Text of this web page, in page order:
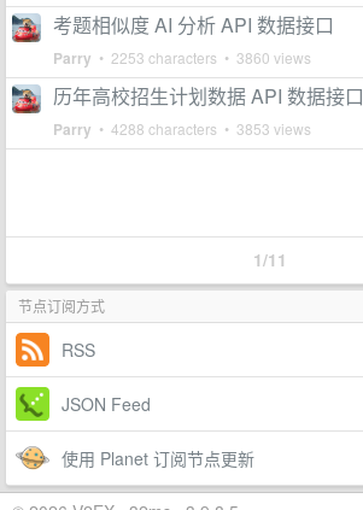
考题相似度 AI 分析 API 数据接口
Parry • 2253 characters • 3860 views
历年高校招生计划数据 API 数据接口
Parry • 4288 characters • 3853 views
1/11
节点订阅方式
RSS
JSON Feed
使用 Planet 订阅节点更新